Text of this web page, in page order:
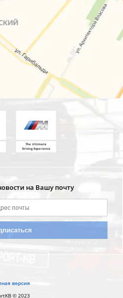
The Ultimate
Driving Experience
на Вашу почту
версия
© 2023